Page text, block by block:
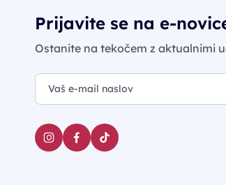
Prijavite se na e-
Ostanite na tekočem z aktualnimi